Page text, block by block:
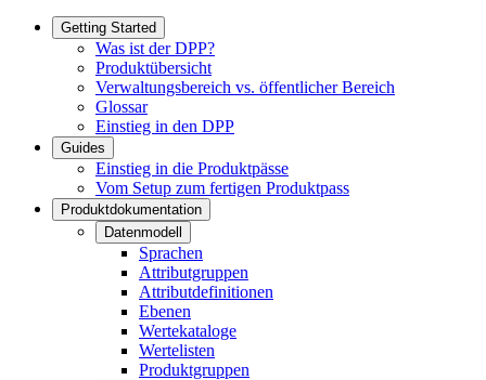
Getting Started
Was ist der DPP?
Produktübersicht
Verwaltungsbereich vs. öffentlicher Bereich
Glossar
Einstieg in den DPP
Guides
Einstieg in die Produktpässe
Vom Setup zum fertigen Produktpass
Produktdokumentation
Datenmodell
Sprachen
Attributgruppen
Attributdefinitionen
Ebenen
Wertekataloge
Wertelisten
Produktgruppen